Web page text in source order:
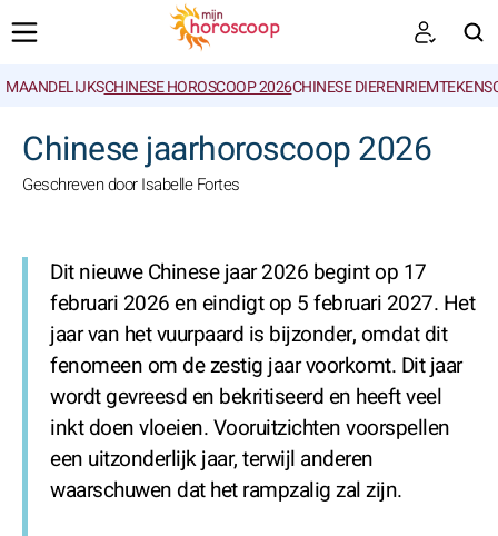
MAANDELIJKSCHINESE HOROSCOOP 2026CHINESE DIERENRIEMTEKENS
Chinese jaarhoroscoop 2026
Geschreven door Isabelle Fortes
Dit nieuwe Chinese jaar 2026 begint op 17
februari 2026 en eindigt op 5 februari 2027. Het
jaar van het vuurpaard is bijzonder, omdat dit
fenomeen om de zestig jaar voorkomt. Dit jaar
wordt gevreesd en bekritiseerd en heeft veel
inkt doen vloeien. Vooruitzichten voorspellen
een uitzonderlijk jaar, terwijl anderen
waarschuwen dat het rampzalig zal zijn.